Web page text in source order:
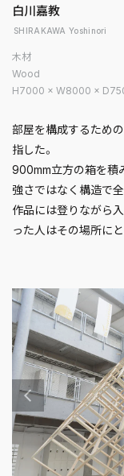
白川嘉教
SHIRAKAWA Yoshinori
木材
Wood
H7000 × W8000 ×
部屋を構成するため
指した。
900mm立方の箱を積
強さではなく構造で全
作品には登りながら
った人はその場所に